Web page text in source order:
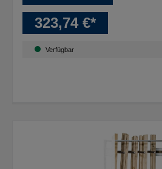
323,74 €*
Verfügbar